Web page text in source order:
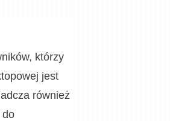
którzy
jest
również
do